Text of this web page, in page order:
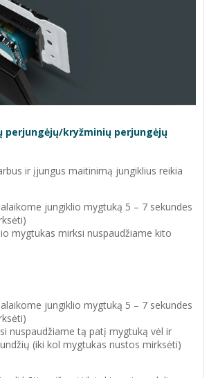
perjungėjų/kryžminių perjungėjų
ir įjungus maitinimą jungiklius reikia
jungiklio mygtuką 5 – 7 sekundes
mygtukas mirksi nuspaudžiame kito
jungiklio mygtuką 5 – 7 sekundes
nuspaudžiame tą patį mygtuką vėl ir
(iki kol mygtukas nustos mirksėti)